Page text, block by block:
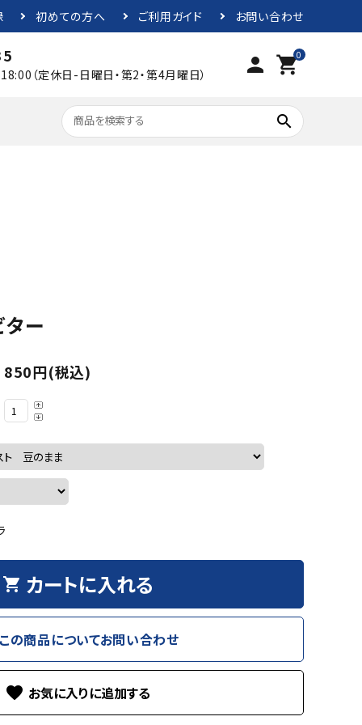
初めての方へ ご利用ガイド お問い合わせ
（定休日-日曜日・第2・第4月曜日） person 0
shopping_cart
search
ター
850円(税込)
shopping_cart カートに入れる
この商品についてお問い合わせ
favorite